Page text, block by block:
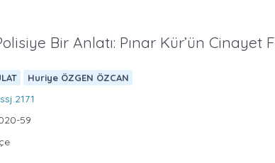
Bir Anlatı: Pınar Kür’ün Cinayet
Huriye ÖZGEN ÖZCAN
59